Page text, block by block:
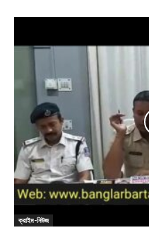
ক্রাইম-নিউজ